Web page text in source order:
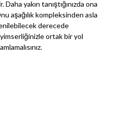
yakın tanıştığınızda ona
aşağılık kompleksinden asla
derecede
ortak bir yol